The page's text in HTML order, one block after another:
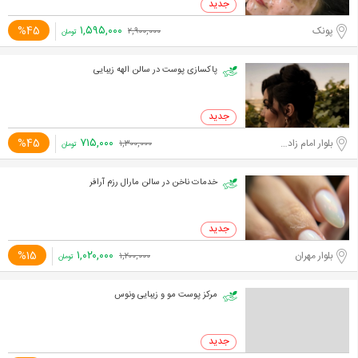
پونک %45 ۲,۹۰۰,۰۰۰ ۱,۵۹۵,۰۰۰ تومان
پاکسازی پوست در سالن الهه زیبایی
بلوار امام زاده حسن %45 ۱,۳۰۰,۰۰۰ ۷۱۵,۰۰۰ تومان
خدمات ناخن در سالن مارال رزم آرافر
بلوار مهران %15 ۱,۲۰۰,۰۰۰ ۱,۰۲۰,۰۰۰ تومان
مرکز پوست مو و زیبایی ونوس